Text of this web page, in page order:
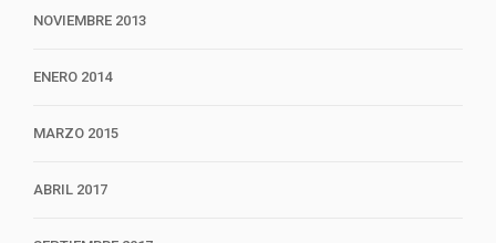
NOVIEMBRE 2013
ENERO 2014
MARZO 2015
ABRIL 2017